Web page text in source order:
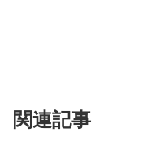
関連記事